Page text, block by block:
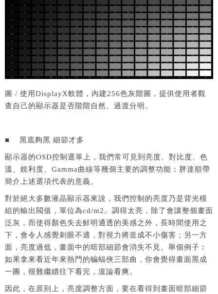
圖 / 使用DisplayX軟體，內建256色灰階圖，提供使用者觀
查自己的顯示器是否階階自然、過渡分明。
■ 黑底夠黑 細節才多
顯示器的OSD控制選單上，我們常可見到亮度、對比度、色
溫、銳利度、Gamma曲線等幾個主要的調整功能；胖達順帶
簡介上述選項代表的意義。
對於絕大多數液晶顯示器來說，我們控制的亮度乃是背光模
組的輸出閥值，單位為cd/m2。調得太亮，除了會讓整個畫面
泛灰，而使得顏色失去鮮明通透的美感之外，長時間使用之
下，會令人感覺刺眼不適，對視力將造成不小傷害；另一方
面，亮度過低，畫面中的暗部細節會消失不見。舉個例子︰
如果拿來看近年來熱門的蝙蝠俠三部曲，你會覺得畫面黑成
一團，很難繼續往下看完，遑論看爽。
因此，在原則上，亮度調整方面，要在看得到畫面暗部細節